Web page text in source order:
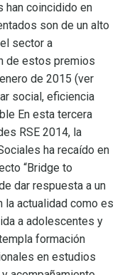
han coincidido en
son de un alto
sector a
de estos premios
de 2015 (ver
social, eficiencia
En esta tercera
RSE 2014, la
ha recaído en
“Bridge to
dar respuesta a un
la actualidad como es
a adolescentes y
formación
en estudios